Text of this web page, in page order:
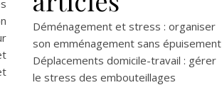
Déménagement et stress : organiser
son emménagement sans épuisement
Déplacements domicile-travail : gérer
le stress des embouteillages